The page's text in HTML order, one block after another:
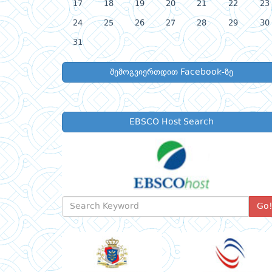
17 18 19 20 21 22 23
24 25 26 27 28 29 30
31
შემოგვიერთდით Facebook-ზე
EBSCO Host Search
Go!